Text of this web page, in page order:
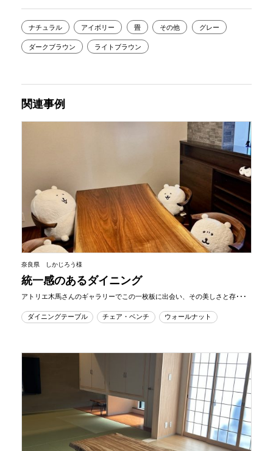
ナチュラル アイボリー 畳 その他 グレー
ダークブラウン ライトブラウン
関連事例
奈良県 しかじろう様
統一感のあるダイニング
アトリエ木馬さんのギャラリーでこの一枚板に出会い、その美しさと存･･･
ダイニングテーブル チェア・ベンチ ウォールナット